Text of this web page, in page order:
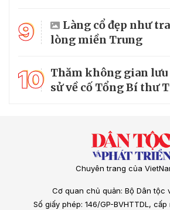
9
Làng cổ đẹp như
lòng miền Trung
10 Thăm không gian
sử về cố Tổng Bí thư
Chuyên trang của
Cơ quan chủ quản: Bộ Dân tộc
Số giấy phép: 146/GP-BVHTTDL,